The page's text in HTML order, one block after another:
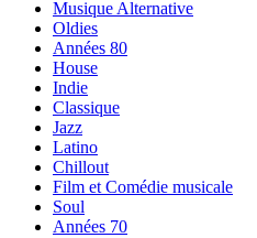
Musique Alternative
Oldies
Années 80
House
Indie
Classique
Jazz
Latino
Chillout
Film et Comédie musicale
Soul
Années 70